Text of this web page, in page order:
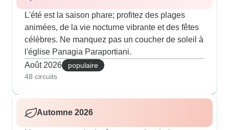
L'été est la saison phare; profitez des plages
animées, de la vie nocturne vibrante et des fêtes
célèbres. Ne manquez pas un coucher de soleil à
l'église Panagia Paraportiani.
Août 2026
populaire
48 circuits
Automne 2026